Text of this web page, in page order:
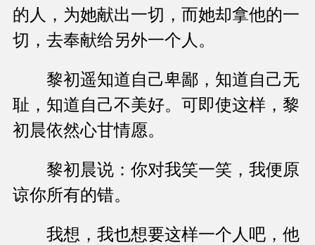
的人，为她献出一切，而她却拿他的一
切，去奉献给另外一个人。
黎初遥知道自己卑鄙，知道自己无
耻，知道自己不美好。可即使这样，黎
初晨依然心甘情愿。
黎初晨说：你对我笑一笑，我便原
谅你所有的错。
我想，我也想要这样一个人吧，他